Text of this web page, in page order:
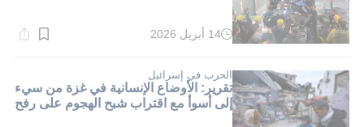
وقت
دقيقة.
14 أبريل 2026
الحرب في إسرائيل
تقرير: الأوضاع الإنسانية في غزة من سيء
إلى أسوأ مع اقتراب شبح الهجوم على رفح